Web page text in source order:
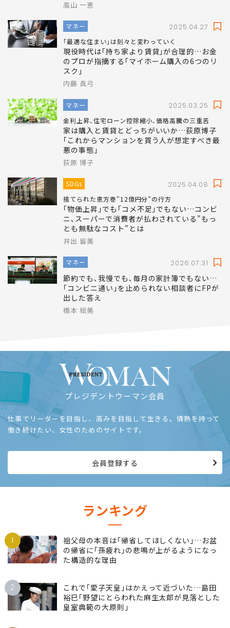
高山 一恵
マネー 2025.04.27
｢最適な住まい｣は刻々と変わっていく
現役時代は｢持ち家より賃貸｣が合理的…お金
のプロが指摘する｢マイホーム購入の6つのリ
スク｣
内藤 眞弓
マネー 2025.03.25
金利上昇､住宅ローン控除縮小､価格高騰の三重苦
家は購入と賃貸とどっちがいいか…荻原博子
｢これからマンションを買う人が想定すべき最
悪の事態｣
荻原 博子
SDGs 2025.04.08
捨てられた恵方巻"12億円分"の行方
｢物価上昇｣でも｢コメ不足｣でもない…コンビ
ニ､スーパーで消費者が払わされている"もっ
とも無駄なコスト"とは
井出 留美
マネー 2026.07.31
節約でも､我慢でも､毎月の家計簿でもない…
｢コンビニ通い｣を止められない相談者にFPが
出した答え
橋本 絵美
プレジデントウーマン会員
仕事でリーダーを目指し、高みを目指して生きる。情熱を持って
働き続けたい、女性のためのサイトです。
会員登録する
ランキング
1
祖父母の本音は｢帰省してほしくない｣…お盆
の帰省に｢孫疲れ｣の悲鳴が上がるようになっ
た構造的な理由
2
これで｢愛子天皇｣はかえって近づいた…島田
裕巳｢野望にとらわれた麻生太郎が見落とした
皇室典範の大原則｣